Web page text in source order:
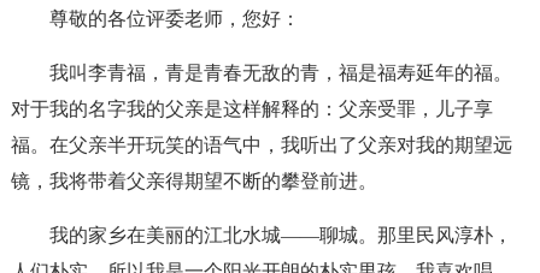
尊敬的各位评委老师，您好：
我叫李青福，青是青春无敌的青，福是福寿延年的福。
对于我的名字我的父亲是这样解释的：父亲受罪，儿子享
福。在父亲半开玩笑的语气中，我听出了父亲对我的期望远
镜，我将带着父亲得期望不断的攀登前进。
我的家乡在美丽的江北水城——聊城。那里民风淳朴，